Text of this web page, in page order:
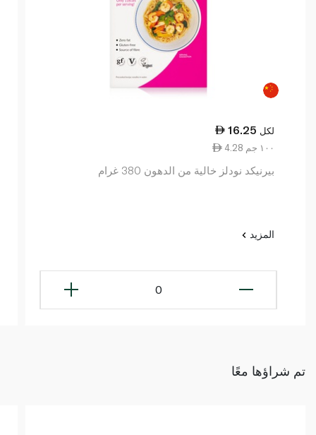
16.25 لكل
4.28 ١٠٠ جم
بيرنيكد نودلز خالية من الدهون 380 غرام
المزيد
0
تم شراؤها معًا